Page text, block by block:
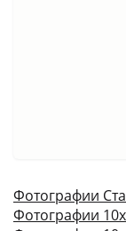
Фотографии
Фотографии